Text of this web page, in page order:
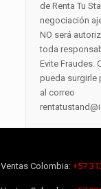
de Renta Tu
negociación
NO será
toda
Evite Fraudes.
pueda surgirle
al correo
Ventas Colombia:+57